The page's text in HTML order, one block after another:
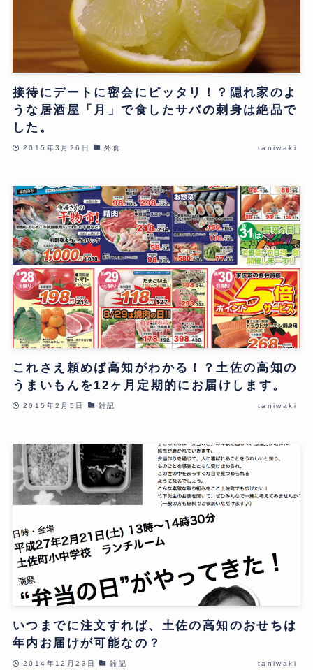
接待にデートに密会にピッタリ！？隠れ家のよ
うな居酒屋「月」で食したサバの刺身は絶品で
した。
2015年3月26日 外食 taniwaki
これさえ頼めば高知がわかる！？土佐の高知の
うまいもんを12ヶ月定期的にお届けします。
2015年2月5日 雑記 taniwaki
いつまでに注文すれば、土佐の高知のおせちは
年内お届けが可能なの？
2014年12月23日 雑記 taniwaki